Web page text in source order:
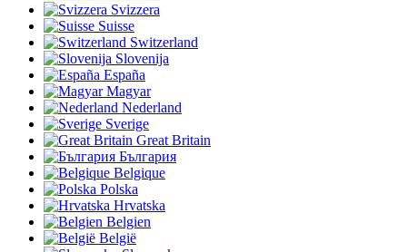
Svizzera
Suisse
Switzerland
Slovenija
España
Magyar
Nederland
Sverige
Great Britain
България
Belgique
Polska
Hrvatska
Belgien
België